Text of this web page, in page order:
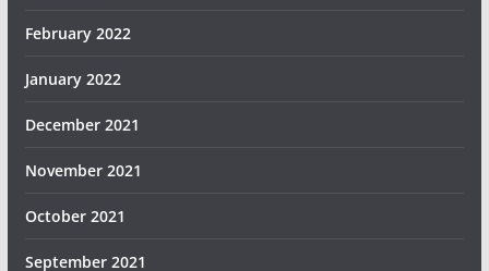
February 2022
January 2022
December 2021
November 2021
October 2021
September 2021